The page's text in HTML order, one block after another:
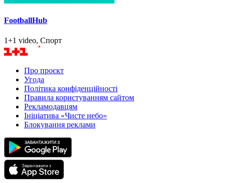
FootballHub
1+1 video, Спорт
Про проєкт
Угода
Політика конфіденційності
Правила користуванням сайтом
Рекламодавцям
Ініціатива «Чисте небо»
Блокування реклами